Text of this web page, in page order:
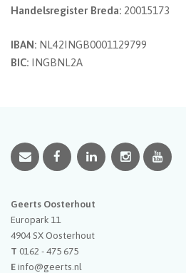
Handelsregister Breda: 20015173
IBAN: NL42INGB0001129799
BIC: INGBNL2A
Geerts Oosterhout
Europark 11
4904 SXOosterhout
T 0162 - 475 675
Einfo@geerts.nl